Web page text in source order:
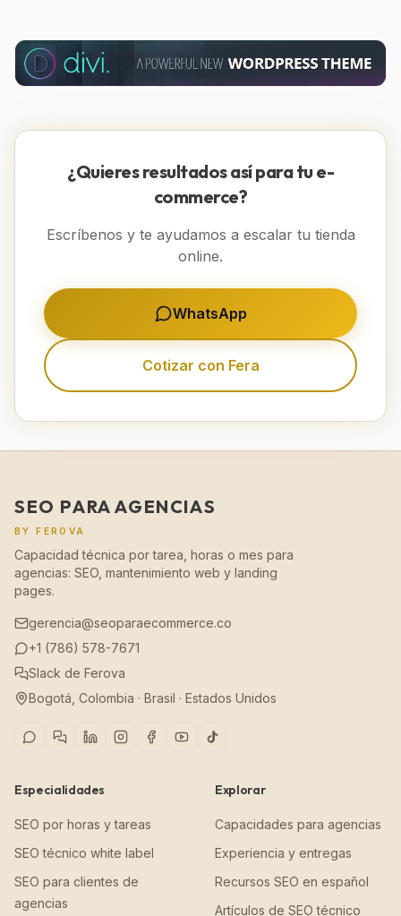
¿Quieres resultados así para tu e-
commerce?
Escríbenos y te ayudamos a escalar tu tienda
online.
WhatsApp
Cotizar con Fera
SEO PARA AGENCIAS
BY FEROVA
Capacidad técnica por tarea, horas o mes para
agencias: SEO, mantenimiento web y landing
pages.
gerencia@seoparaecommerce.co
+1 (786) 578-7671
Slack de Ferova
Bogotá, Colombia · Brasil · Estados Unidos
Especialidades
SEO por horas y tareas
SEO técnico white label
SEO para clientes de
agencias
Explorar
Capacidades para agencias
Experiencia y entregas
Recursos SEO en español
Artículos de SEO técnico